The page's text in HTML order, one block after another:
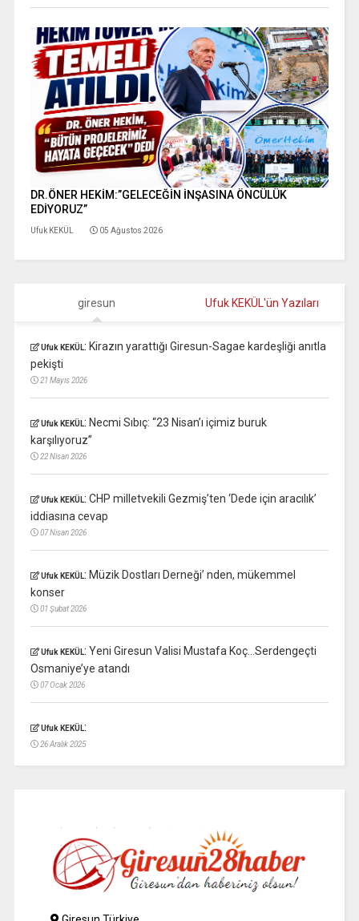
DR.ÖNER HEKİM:”GELECEĞİN İNŞASINA ÖNCÜLÜK
EDİYORUZ”
Ufuk KEKÜL 05 Ağustos 2026
giresun Ufuk KEKÜL'ün Yazıları
Ufuk KEKÜL: Kirazın yarattığı Giresun-Sagae kardeşliği anıtla
pekişti
21 Mayıs 2026
Ufuk KEKÜL: Necmi Sıbıç: “23 Nisan’ı içimiz buruk
karşılıyoruz”
22 Nisan 2026
Ufuk KEKÜL: CHP milletvekili Gezmiş’ten ‘Dede için aracılık’
iddiasına cevap
07 Nisan 2026
Ufuk KEKÜL: Müzik Dostları Derneği’ nden, mükemmel
konser
01 Şubat 2026
Ufuk KEKÜL: Yeni Giresun Valisi Mustafa Koç…Serdengeçti
Osmaniye’ye atandı
07 Ocak 2026
Ufuk KEKÜL:
26 Aralık 2025